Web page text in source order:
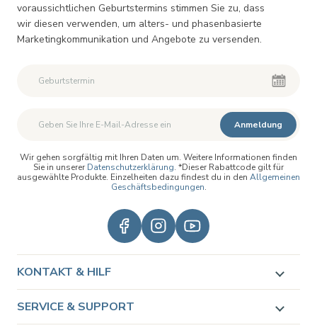
voraussichtlichen Geburtstermins stimmen Sie zu, dass
wir diesen verwenden, um alters- und phasenbasierte
Marketingkommunikation und Angebote zu versenden.
Zweiter Vorname
Anmeldung
Wir gehen sorgfältig mit Ihren Daten um. Weitere Informationen finden
Sie in unserer Datenschutzerklärung. *Dieser Rabattcode gilt für
ausgewählte Produkte. Einzelheiten dazu findest du in den Allgemeinen
Geschäftsbedingungen.
KONTAKT & HILF
SERVICE & SUPPORT